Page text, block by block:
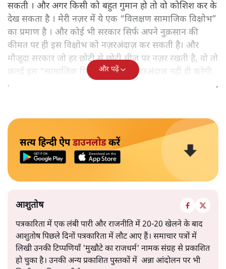
सकती । और अगर किसी को बहुत गुमान हो तो वो कोशिश कर के
देख सकता है । मेरी नज़र में ये एक “विलक्षण सामाजिक विक्षोभ”
का प्रमाण है । और कोई भी सरकार सिर्फ अपने नुक़सान की
कीमत पर ही इस विक्षोभ को नज़रअंदाज़ कर सकती है। और
मौजूदा सरकार जो हर छोटी से छोटी चीज़ पर नज़र रखती है, वो तो
क़तई इस “सामाजिक फिनामिना” को नज़रअंदाज़ नहीं ही करेगी,
वो इसका समाधान खोज पायेगी या नहीं, ये अलग तरह का प्रश्न है ।
और पढ़ें
सत्य हिन्दी ऐपडाउनलोडकरें
आशुतोष
पत्रकारिता में एक लंबी पारी और राजनीति में 20-20 खेलने के बाद
आशुतोष पिछले दिनों पत्रकारिता में लौट आए हैं। समाचार पत्रों में
लिखी उनकी टिप्पणियाँ 'मुखौटे का राजधर्म' नामक संग्रह से प्रकाशित
हो चुका है। उनकी अन्य प्रकाशित पुस्तकों में अन्ना आंदोलन पर भी